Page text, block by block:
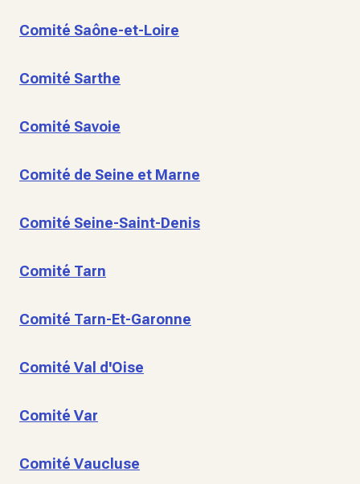
Comité Saône-et-Loire
Comité Sarthe
Comité Savoie
Comité de Seine et Marne
Comité Seine-Saint-Denis
Comité Tarn
Comité Tarn-Et-Garonne
Comité Val d'Oise
Comité Var
Comité Vaucluse